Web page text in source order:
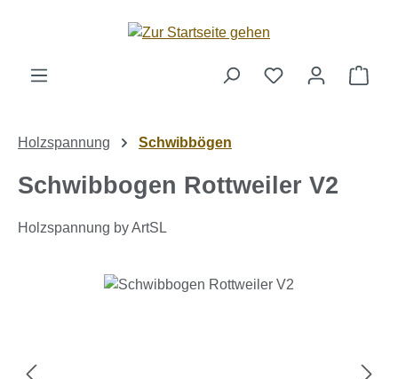
Zum Hauptinhalt springen
Holzspannung Schwibbögen
Schwibbogen Rottweiler V2
Holzspannung by ArtSL
Bildergalerie überspringen